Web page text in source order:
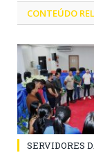
CONTEÚDO
SERVIDORES